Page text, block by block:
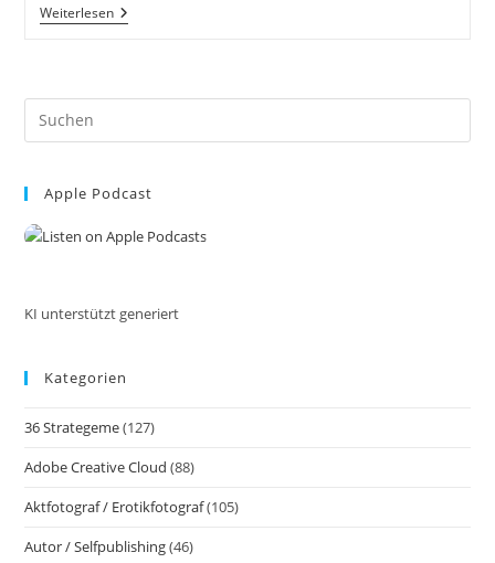
WeiterlesenBewegungen
In
Wasserfälle,
Langzeitbelichtung
Fotoprojekte
Und
Apple Podcast
KI unterstützt generiert
Kategorien
36 Strategeme(127)
Adobe Creative Cloud (88)
Aktfotograf / Erotikfotograf(105)
Autor / Selfpublishing(46)